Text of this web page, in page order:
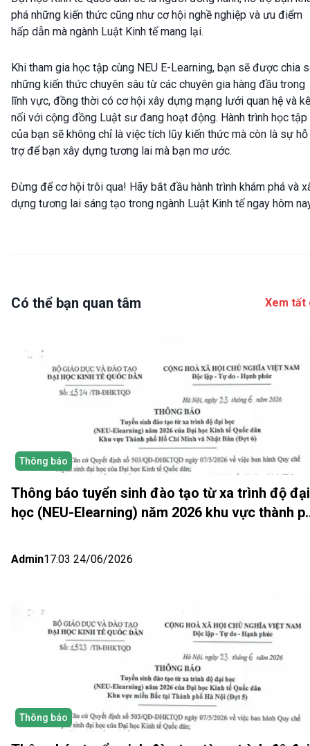
phá những kiến thức cũng như cơ hội nghề nghiệp và ưu điểm
hấp dẫn mà ngành Luật Kinh tế mang lại.
Khi tham gia học tập cùng NEU E-Learning, bạn sẽ được chia
những kiến thức chuyên sâu từ các chuyên gia hàng đầu trong
lĩnh vực, đồng thời có cơ hội xây dựng mạng lưới quan hệ và
nối với cộng đồng Luật sư đang hoạt động. Hành trình học tập
của bạn sẽ không chỉ là việc tích lũy kiến thức mà còn là sự hỗ
trợ để bạn xây dựng tương lai mà bạn mơ ước.
Đừng để cơ hội trôi qua! Hãy bắt đầu hành trình khám phá và
dựng tương lai sáng tạo trong ngành Luật Kinh tế ngay hôm
Có thể bạn quan tâm Xem tất
Thông báo
Thông báo tuyển sinh đào tạo từ xa trình độ đại
học (NEU-Elearning) năm 2026 khu vực thành
Admin17:03 24/06/2026
Thông báo